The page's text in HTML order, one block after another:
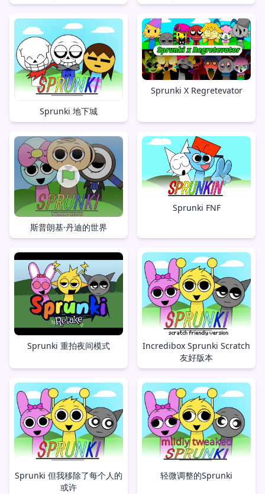
Sprunki 地下城
Sprunki X Regretevator
斯普朗基·丹迪的世界
Sprunki FNF
Sprunki 重拍夜间模式
Incredibox Sprunki Scratch
友好版本
Sprunki 但我移除了每个人的
或许
轻微调整的Sprunki